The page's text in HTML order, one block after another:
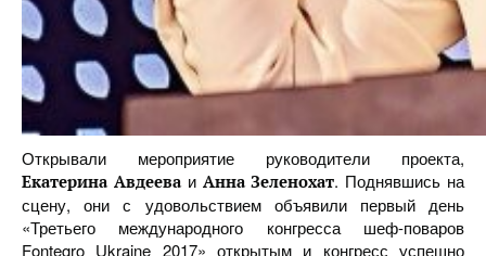
Открывали мероприятие руководители проекта,
Екатерина Авдеева иАнна Зеленохат. Поднявшись на
сцену, они с удовольствием объявили первый день
«Третьего международного конгресса шеф-поваров
Fontegro Ukraine 2017» открытым и конгресс успешно